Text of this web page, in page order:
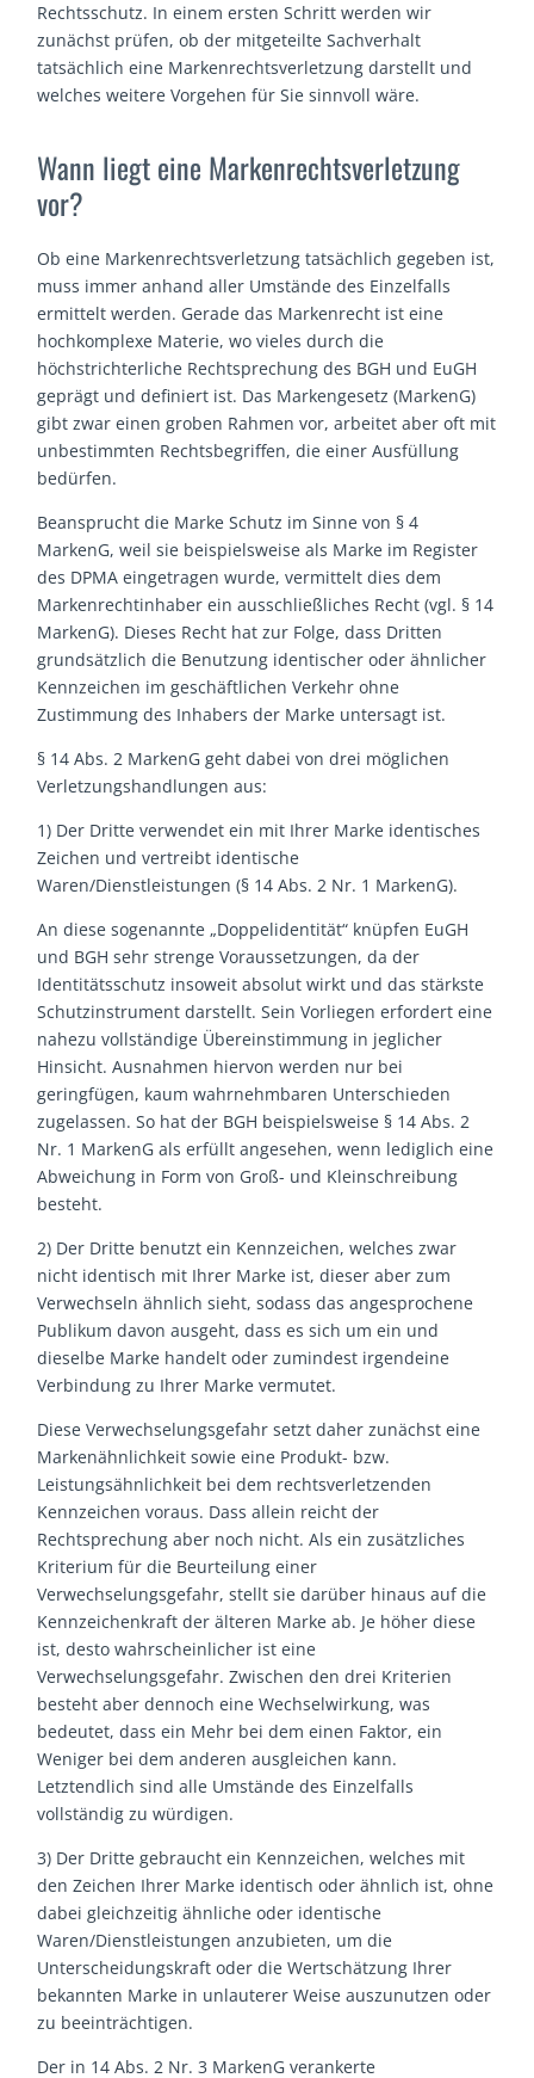
Rechtsschutz. In einem ersten Schritt werden wir
zunächst prüfen, ob der mitgeteilte Sachverhalt
tatsächlich eine Markenrechtsverletzung darstellt und
welches weitere Vorgehen für Sie sinnvoll wäre.
Wann liegt eine Markenrechtsverletzung
vor?
Ob eine Markenrechtsverletzung tatsächlich gegeben ist,
muss immer anhand aller Umstände des Einzelfalls
ermittelt werden. Gerade das Markenrecht ist eine
hochkomplexe Materie, wo vieles durch die
höchstrichterliche Rechtsprechung des BGH und EuGH
geprägt und definiert ist. Das Markengesetz (MarkenG)
gibt zwar einen groben Rahmen vor, arbeitet aber oft mit
unbestimmten Rechtsbegriffen, die einer Ausfüllung
bedürfen.
Beansprucht die Marke Schutz im Sinne von § 4
MarkenG, weil sie beispielsweise als Marke im Register
des DPMA eingetragen wurde, vermittelt dies dem
Markenrechtinhaber ein ausschließliches Recht (vgl. § 14
MarkenG). Dieses Recht hat zur Folge, dass Dritten
grundsätzlich die Benutzung identischer oder ähnlicher
Kennzeichen im geschäftlichen Verkehr ohne
Zustimmung des Inhabers der Marke untersagt ist.
§ 14 Abs. 2 MarkenG geht dabei von drei möglichen
Verletzungshandlungen aus:
1) Der Dritte verwendet ein mit Ihrer Marke identisches
Zeichen und vertreibt identische
Waren/Dienstleistungen (§ 14 Abs. 2 Nr. 1 MarkenG).
An diese sogenannte „Doppelidentität“ knüpfen EuGH
und BGH sehr strenge Voraussetzungen, da der
Identitätsschutz insoweit absolut wirkt und das stärkste
Schutzinstrument darstellt. Sein Vorliegen erfordert eine
nahezu vollständige Übereinstimmung in jeglicher
Hinsicht. Ausnahmen hiervon werden nur bei
geringfügen, kaum wahrnehmbaren Unterschieden
zugelassen. So hat der BGH beispielsweise § 14 Abs. 2
Nr. 1 MarkenG als erfüllt angesehen, wenn lediglich eine
Abweichung in Form von Groß- und Kleinschreibung
besteht.
2) Der Dritte benutzt ein Kennzeichen, welches zwar
nicht identisch mit Ihrer Marke ist, dieser aber zum
Verwechseln ähnlich sieht, sodass das angesprochene
Publikum davon ausgeht, dass es sich um ein und
dieselbe Marke handelt oder zumindest irgendeine
Verbindung zu Ihrer Marke vermutet.
Diese Verwechselungsgefahr setzt daher zunächst eine
Markenähnlichkeit sowie eine Produkt- bzw.
Leistungsähnlichkeit bei dem rechtsverletzenden
Kennzeichen voraus. Dass allein reicht der
Rechtsprechung aber noch nicht. Als ein zusätzliches
Kriterium für die Beurteilung einer
Verwechselungsgefahr, stellt sie darüber hinaus auf die
Kennzeichenkraft der älteren Marke ab. Je höher diese
ist, desto wahrscheinlicher ist eine
Verwechselungsgefahr. Zwischen den drei Kriterien
besteht aber dennoch eine Wechselwirkung, was
bedeutet, dass ein Mehr bei dem einen Faktor, ein
Weniger bei dem anderen ausgleichen kann.
Letztendlich sind alle Umstände des Einzelfalls
vollständig zu würdigen.
3) Der Dritte gebraucht ein Kennzeichen, welches mit
den Zeichen Ihrer Marke identisch oder ähnlich ist, ohne
dabei gleichzeitig ähnliche oder identische
Waren/Dienstleistungen anzubieten, um die
Unterscheidungskraft oder die Wertschätzung Ihrer
bekannten Marke in unlauterer Weise auszunutzen oder
zu beeinträchtigen.
Der in 14 Abs. 2 Nr. 3 MarkenG verankerte